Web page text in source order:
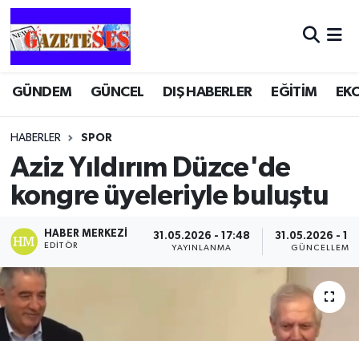
GÜNDEM GÜNCEL DIŞ HABERLER EĞİTİM
HABERLER SPOR
Aziz Yıldırım Düzce'de
kongre üyeleriyle buluştu
HABER MERKEZI
EDITÖR
31.05.2026 - 17:48
YAYINLANMA
31.05.2026 -
GÜNCELLEME